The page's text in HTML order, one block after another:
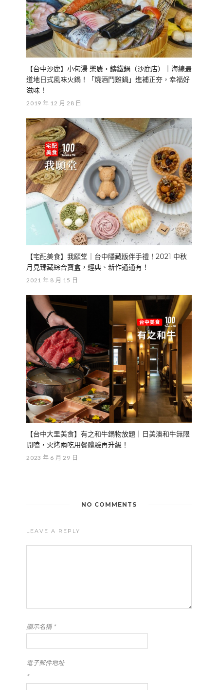
【台中沙鹿】小旬湯 樂農・鑄鐵鍋（沙鹿店）｜海線最
道地日式風味火鍋！「燒酒鬥雞鍋」進補正夯，幸福好
滋味！
2019 年 12 月 28 日
【宅配美食】我願堂｜台中隱藏版伴手禮！2021 中秋
月見臻藏綜合寶盒，經典、新作通通有！
2021 年 8 月 15 日
【台中大里美食】有之和牛鍋物放題｜日美澳和牛無限
開嗑，火烤兩吃用餐體驗再升級！
2023 年 6 月 29 日
NO COMMENTS
LEAVE A REPLY
顯示名稱*
電子郵件地址
*